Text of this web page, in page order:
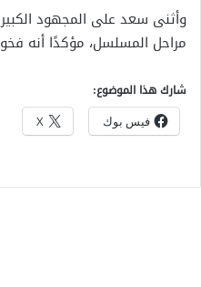
وأثنى سعد على المجهود
مراحل المسلسل، مؤكدًا أنه
شارك هذا الموضوع:
فيس بوك X